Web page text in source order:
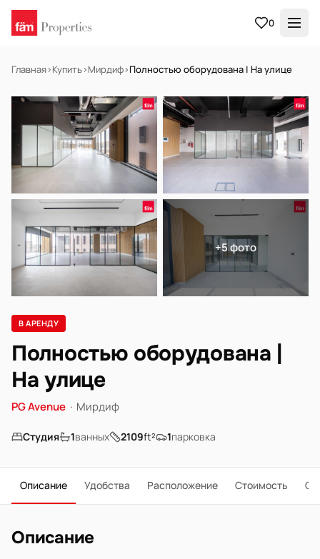
0
Главная›Купить›Мирдиф›Полностью оборудована | На улице
В АРЕНДУ Готов к заселению
+5 фото
В АРЕНДУ
Полностью оборудована |
На улице
PG Avenue · Мирдиф
Студия 1ванных 2109ft² 1парковка
Описание Удобства Расположение Стоимость О
Описание